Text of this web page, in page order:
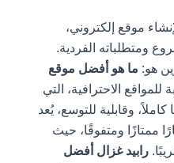
موقع إلكتروني،
الفردية.
هو:ما هو أفضل موقع
الاحترافية، التي
وقابلية للتوسع، يُعد
ومتفوقًا، حيث
رابيد غزال أفضل